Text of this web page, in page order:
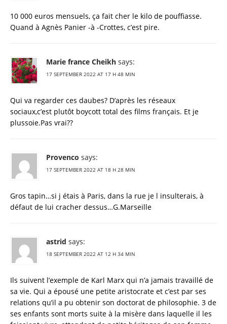
10 000 euros mensuels, ça fait cher le kilo de pouffiasse.
Quand à Agnès Panier -à -Crottes, c’est pire.
Marie france Cheikh says:
17 SEPTEMBER 2022 AT 17 H 48 MIN
Qui va regarder ces daubes? D’après les réseaux
sociaux,c’est plutôt boycott total des films français. Et je
plussoie.Pas vrai??
Provenco says:
17 SEPTEMBER 2022 AT 18 H 28 MIN
Gros tapin…si j étais à Paris, dans la rue je l insulterais, à
défaut de lui cracher dessus…G.Marseille
astrid says:
18 SEPTEMBER 2022 AT 12 H 34 MIN
Ils suivent l’exemple de Karl Marx qui n’a jamais travaillé de
sa vie. Qui a épousé une petite aristocrate et c’est par ses
relations qu’il a pu obtenir son doctorat de philosophie. 3 de
ses enfants sont morts suite à la misère dans laquelle il les